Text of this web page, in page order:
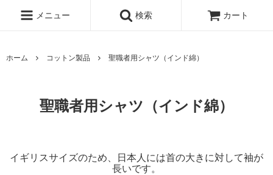
メニュー 検索 カート
ホーム コットン製品 聖職者用シャツ（インド綿）
聖職者用シャツ（インド綿）
イギリスサイズのため、日本人には首の大きに対して袖が
長いです。